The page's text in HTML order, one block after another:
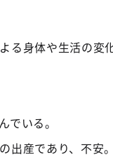
身体や生活の変
でいる。
出産であり、不安。